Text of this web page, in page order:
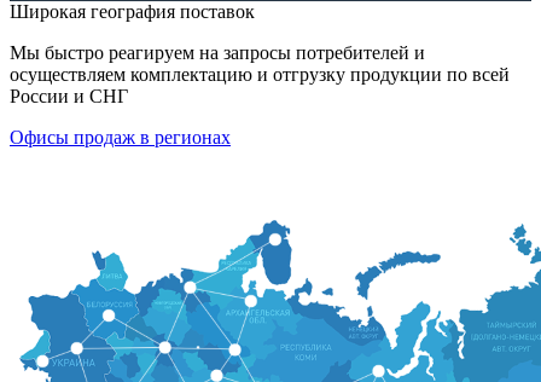
Широкая география поставок
Мы быстро реагируем на запросы потребителей и
осуществляем комплектацию и отгрузку продукции по всей
России и СНГ
Офисы продаж в регионах